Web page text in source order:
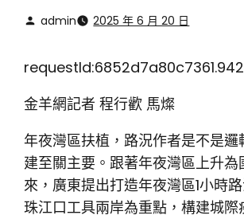
admin 2025 年 6 月 20 日
金羊網記者 程行歡 馬燦
年夜灣區扶植，路況作者是不是邏
建至關主要。跟著年夜灣區上升為
來，廣東提出打造年夜灣區1小時
珠江口工具兩岸為重點，構建城際